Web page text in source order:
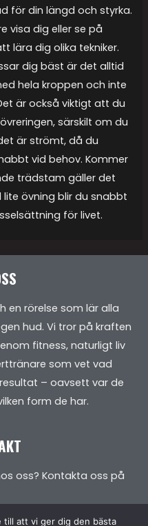
för din längd och styrka.
visa dig eller se på
lära dig olika tekniker.
dig bäst är det alltid
hela kroppen och inte
är också viktigt att du
särskilt om du
är strömt, då du
vid behov. Kommer
trädstam gäller det
övning blir du snabbt
för livet.
en rörelse som lär alla
hud. Vi tror på kraften
fitness, naturligt liv
som vet vad
– oavsett var de
form de har.
oss? Kontakta oss på
till att vi ger dig den bästa